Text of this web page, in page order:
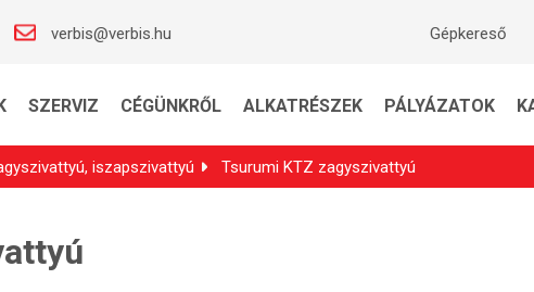
verbis@verbis.hu Gépkereső
SZERVIZ CÉGÜNKRŐL ALKATRÉSZEK PÁLYÁZATOK
iszapszivattyú Tsurumi KTZ zagyszivattyú